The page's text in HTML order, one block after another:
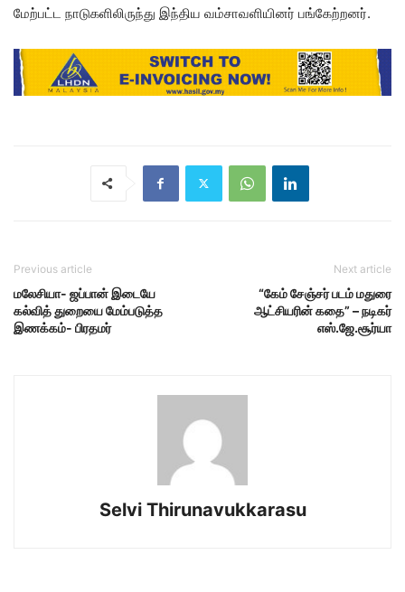
மேற்பட்ட நாடுகளிலிருந்து இந்திய வம்சாவளியினர் பங்கேற்றனர்.
Previous article
மலேசியா- ஜப்பான் இடையே
கல்வித் துறையை மேம்படுத்த
இணக்கம்- பிரதமர்
Next article
“கேம் சேஞ்சர் படம் மதுரை
ஆட்சியரின் கதை” – நடிகர்
எஸ்.ஜே.சூர்யா
Selvi Thirunavukkarasu